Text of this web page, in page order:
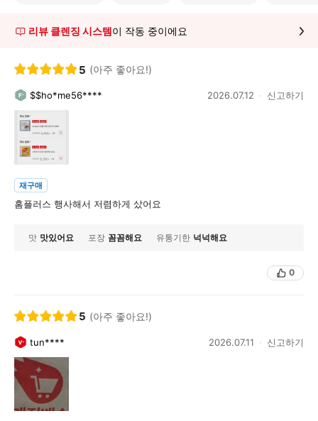
리뷰 클렌징 시스템이 작동 중이에요
5 (아주 좋아요!)
$$ho*me56**** 2026.07.12 신고하기
재구매
홈플러스 행사해서 저렴하게 샀어요
맛 맛있어요 포장 꼼꼼해요 유통기한 넉넉해요
0
5 (아주 좋아요!)
tun**** 2026.07.11 신고하기